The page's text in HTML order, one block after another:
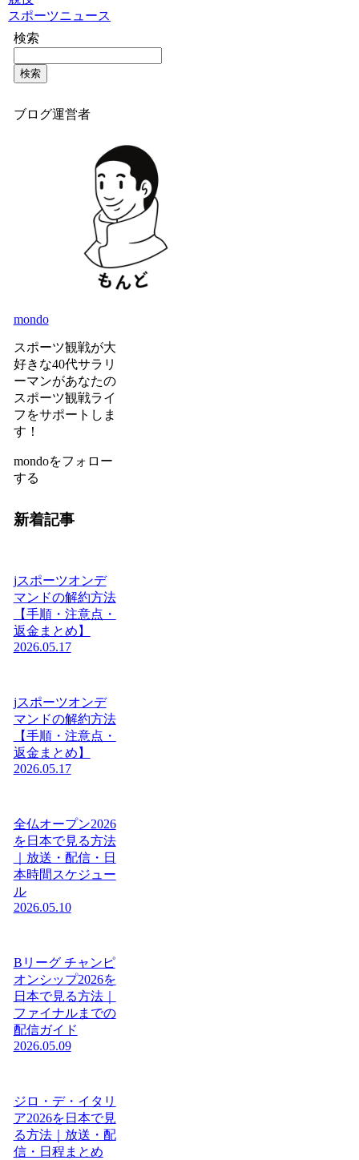
スポーツニュース
検索
検索
ブログ運営者
mondo
スポーツ観戦が大
好きな40代サラリ
ーマンがあなたの
スポーツ観戦ライ
フをサポートしま
す！
mondoをフォロー
する
新着記事
jスポーツオンデ
マンドの解約方法
【手順・注意点・
返金まとめ】
2026.05.17
jスポーツオンデ
マンドの解約方法
【手順・注意点・
返金まとめ】
2026.05.17
全仏オープン2026
を日本で見る方法
｜放送・配信・日
本時間スケジュー
ル
2026.05.10
Bリーグ チャンピ
オンシップ2026を
日本で見る方法｜
ファイナルまでの
配信ガイド
2026.05.09
ジロ・デ・イタリ
ア2026を日本で見
る方法｜放送・配
信・日程まとめ